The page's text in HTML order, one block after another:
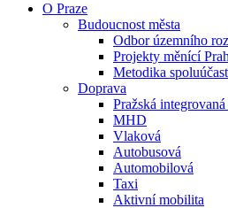
O Praze
Budoucnost města
Odbor územního
Projekty měnící
Metodika
Doprava
Pražská
MHD
Vlaková
Autobusová
Automobilová
Taxi
Aktivní mobilita